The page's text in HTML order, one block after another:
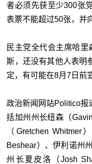
者必须先获至少300张
表票不能超过50张，并
民主党全代会主席哈里
斯，还没有其他人表明
定，有可能在8月7日前
政治新闻网站Politico报
括加州州长纽森（
（Gretchen
Beshear）、伊利诺州
州长夏皮洛（Josh